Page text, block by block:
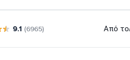
9.1 (6965) Από το